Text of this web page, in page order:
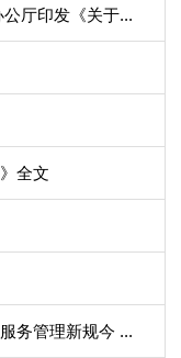
厅印发《关于...
全文
务管理新规今 ...